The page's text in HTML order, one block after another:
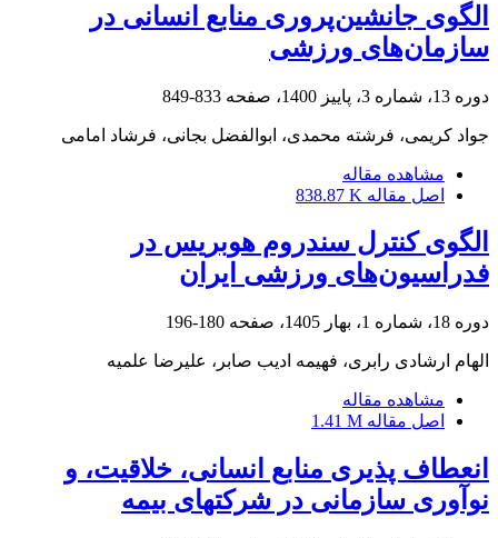
الگوى جانشین‌پرورى منابع انسانی در
سازمان‌های ورزشی
دوره 13، شماره 3، پاییز 1400، صفحه 833-849
جواد کریمی، فرشته محمدی، ابوالفضل بجانی، فرشاد امامی
مشاهده مقاله
اصل مقاله 838.87 K
الگوی کنترل سندروم هوبریس در
فدراسیون‌های ورزشی ایران
دوره 18، شماره 1، بهار 1405، صفحه 180-196
الهام ارشادی رابری، فهیمه ادیب صابر، علیرضا علمیه
مشاهده مقاله
اصل مقاله 1.41 M
انعطاف پذیری منابع انسانی، خلاقیت، و
نوآوری سازمانی در شرکت‏های بیمه